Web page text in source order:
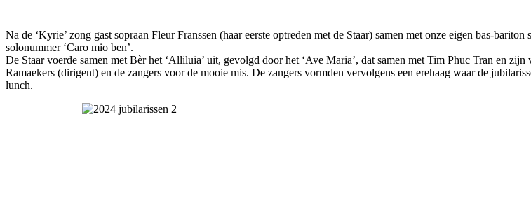
Na de ‘Kyrie’ zong gast sopraan Fleur Franssen (haar eerste optreden met de Staar) samen met onze eigen bas-
solonummer ‘Caro mio ben’.
De Staar voerde samen met Bèr het ‘Alliluia’ uit, gevolgd door het ‘Ave Maria’, dat samen met Tim Phuc Tran en
Ramaekers (dirigent) en de zangers voor de mooie mis. De zangers vormden vervolgens een erehaag waar de
lunch.